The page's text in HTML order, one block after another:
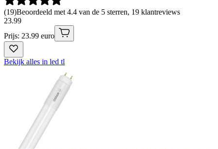
(19)Beoordeeld met 4.4 van de 5 sterren, 19 klantreviews
23.99
Prijs: 23.99 euro
Bekijk alles in led tl